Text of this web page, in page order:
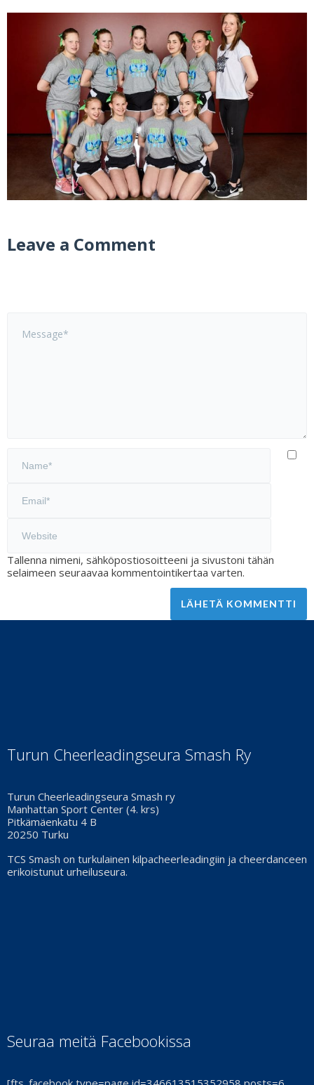
Leave a Comment
Tallenna nimeni, sähköpostiosoitteeni ja sivustoni tähän
selaimeen seuraavaa kommentointikertaa varten.
Turun Cheerleadingseura Smash Ry
Turun Cheerleadingseura Smash ry
Manhattan Sport Center (4. krs)
Pitkämäenkatu 4 B
20250 Turku
TCS Smash on turkulainen kilpacheerleadingiin ja cheerdanceen
erikoistunut urheiluseura.
Seuraa meitä Facebookissa